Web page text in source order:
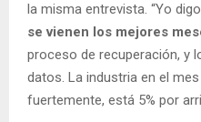
la misma entrevista. “Yo
se vienen los mejores
proceso de recuperación, y
datos. La industria en el
fuertemente, está 5% por